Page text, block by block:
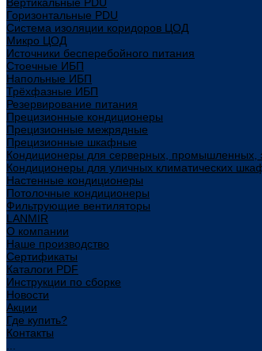
Горизонтальные PDU
Система изоляции коридоров ЦОД
Микро ЦОД
Источники бесперебойного питания
Стоечные ИБП
Напольные ИБП
Трёхфазные ИБП
Резервирование питания
Прецизионные кондиционеры
Прецизионные межрядные
Прецизионные шкафные
Кондиционеры для серверных, промышленных,
Кондиционеры для уличных климатических
Настенные кондиционеры
Потолочные кондиционеры
Фильтрующие вентиляторы
LANMIR
О компании
Наше производство
Сертификаты
Каталоги PDF
Инструкции по сборке
Новости
Акции
Где купить?
Контакты